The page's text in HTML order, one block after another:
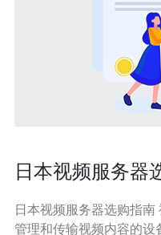
日本视频服务器
日本视频服务器选购指南 视频服务器是在互联网上存储、
管理和传输视频内容的设